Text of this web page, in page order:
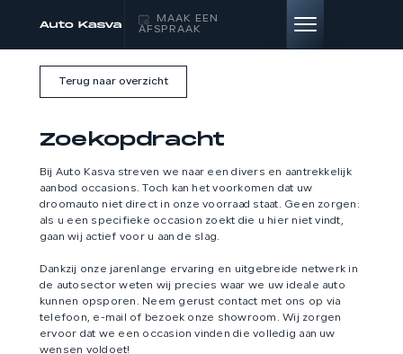
MAAK EEN
AFSPRAAK
HOME
AANBOD
DIENSTEN
VERKOCHT
OVER ONS
CONTACT
Terug naar overzicht
Zoekopdracht
Bij Auto Kasva streven we naar een divers en aantrekkelijk
aanbod occasions. Toch kan het voorkomen dat uw
droomauto niet direct in onze voorraad staat. Geen zorgen:
als u een specifieke occasion zoekt die u hier niet vindt,
gaan wij actief voor u aan de slag.
Dankzij onze jarenlange ervaring en uitgebreide netwerk in
de autosector weten wij precies waar we uw ideale auto
kunnen opsporen. Neem gerust contact met ons op via
telefoon, e-mail of bezoek onze showroom. Wij zorgen
ervoor dat we een occasion vinden die volledig aan uw
wensen voldoet!